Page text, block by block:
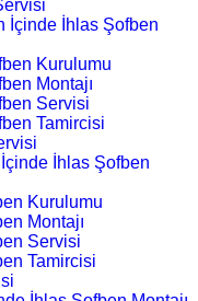
İçinde İhlas Şofben
Kurulumu
Montajı
Servisi
Tamircisi
İçinde İhlas Şofben
Kurulumu
Montajı
Servisi
Tamircisi